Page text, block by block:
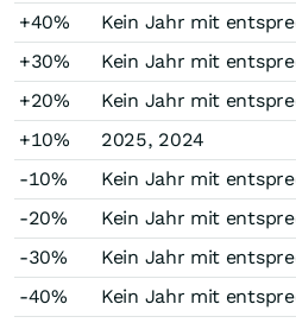
+40%
Kein Jahr mit
+30%
Kein Jahr mit
+20%
Kein Jahr mit
+10%
2025, 2024
-10%
Kein Jahr mit
-20%
Kein Jahr mit
-30%
Kein Jahr mit
-40%
Kein Jahr mit